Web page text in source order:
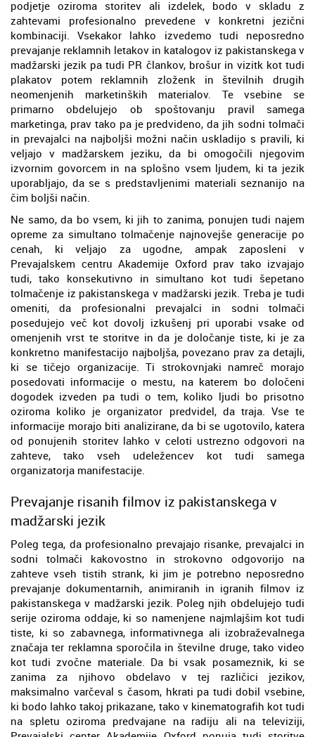
podjetje oziroma storitev ali izdelek, bodo v skladu z
zahtevami profesionalno prevedene v konkretni jezični
kombinaciji. Vsekakor lahko izvedemo tudi neposredno
prevajanje reklamnih letakov in katalogov iz pakistanskega v
madžarski jezik pa tudi PR člankov, brošur in vizitk kot tudi
plakatov potem reklamnih zloženk in številnih drugih
neomenjenih marketinških materialov. Te vsebine se
primarno obdelujejo ob spoštovanju pravil samega
marketinga, prav tako pa je predvideno, da jih sodni tolmači
in prevajalci na najboljši možni način uskladijo s pravili, ki
veljajo v madžarskem jeziku, da bi omogočili njegovim
izvornim govorcem in na splošno vsem ljudem, ki ta jezik
uporabljajo, da se s predstavljenimi materiali seznanijo na
čim boljši način.
Ne samo, da bo vsem, ki jih to zanima, ponujen tudi najem
opreme za simultano tolmačenje najnovejše generacije po
cenah, ki veljajo za ugodne, ampak zaposleni v
Prevajalskem centru Akademije Oxford prav tako izvajajo
tudi, tako konsekutivno in simultano kot tudi šepetano
tolmačenje iz pakistanskega v madžarski jezik. Treba je tudi
omeniti, da profesionalni prevajalci in sodni tolmači
posedujejo več kot dovolj izkušenj pri uporabi vsake od
omenjenih vrst te storitve in da je določanje tiste, ki je za
konkretno manifestacijo najboljša, povezano prav za detajli,
ki se tičejo organizacije. Ti strokovnjaki namreč morajo
posedovati informacije o mestu, na katerem bo določeni
dogodek izveden pa tudi o tem, koliko ljudi bo prisotno
oziroma koliko je organizator predvidel, da traja. Vse te
informacije morajo biti analizirane, da bi se ugotovilo, katera
od ponujenih storitev lahko v celoti ustrezno odgovori na
zahteve, tako vseh udeležencev kot tudi samega
organizatorja manifestacije.
Prevajanje risanih filmov iz pakistanskega v
madžarski jezik
Poleg tega, da profesionalno prevajajo risanke, prevajalci in
sodni tolmači kakovostno in strokovno odgovorijo na
zahteve vseh tistih strank, ki jim je potrebno neposredno
prevajanje dokumentarnih, animiranih in igranih filmov iz
pakistanskega v madžarski jezik. Poleg njih obdelujejo tudi
serije oziroma oddaje, ki so namenjene najmlajšim kot tudi
tiste, ki so zabavnega, informativnega ali izobraževalnega
značaja ter reklamna sporočila in številne druge, tako video
kot tudi zvočne materiale. Da bi vsak posameznik, ki se
zanima za njihovo obdelavo v tej različici jezikov,
maksimalno varčeval s časom, hkrati pa tudi dobil vsebine,
ki bodo lahko takoj prikazane, tako v kinematografih kot tudi
na spletu oziroma predvajane na radiju ali na televiziji,